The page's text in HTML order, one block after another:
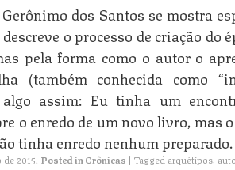
dos Santos se mostra
o processo de criação do
pela forma como o autor o
(também conhecida como
assim: Eu tinha um
o enredo de um novo livro, mas
tinha enredo nenhum
2015. Posted in Crônicas | Tagged arquétipos,